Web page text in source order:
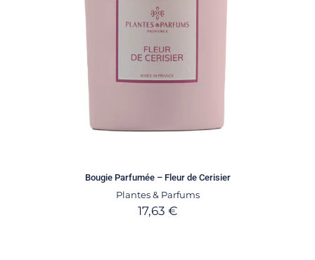
Bougie Parfumée – Fleur de Cerisier
Plantes & Parfums
17,63 €